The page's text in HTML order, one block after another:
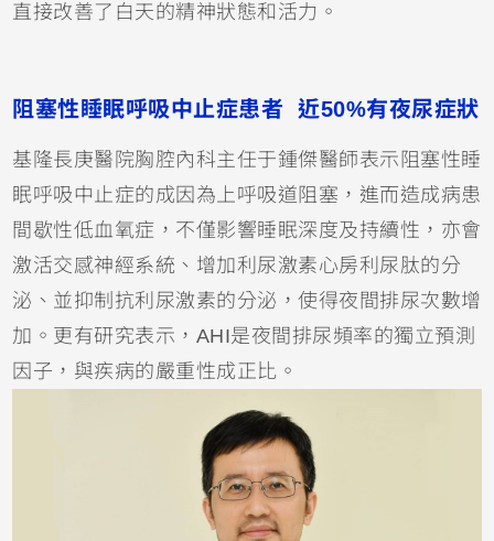
直接改善了白天的精神狀態和活力。
阻塞性睡眠呼吸中止症患者 近50%有夜尿症狀
基隆長庚醫院胸腔內科主任于鍾傑醫師表示阻塞性睡
眠呼吸中止症的成因為上呼吸道阻塞，進而造成病患
間歇性低血氧症，不僅影響睡眠深度及持續性，亦會
激活交感神經系統、增加利尿激素心房利尿肽的分
泌、並抑制抗利尿激素的分泌，使得夜間排尿次數增
加。更有研究表示，AHI是夜間排尿頻率的獨立預測
因子，與疾病的嚴重性成正比。